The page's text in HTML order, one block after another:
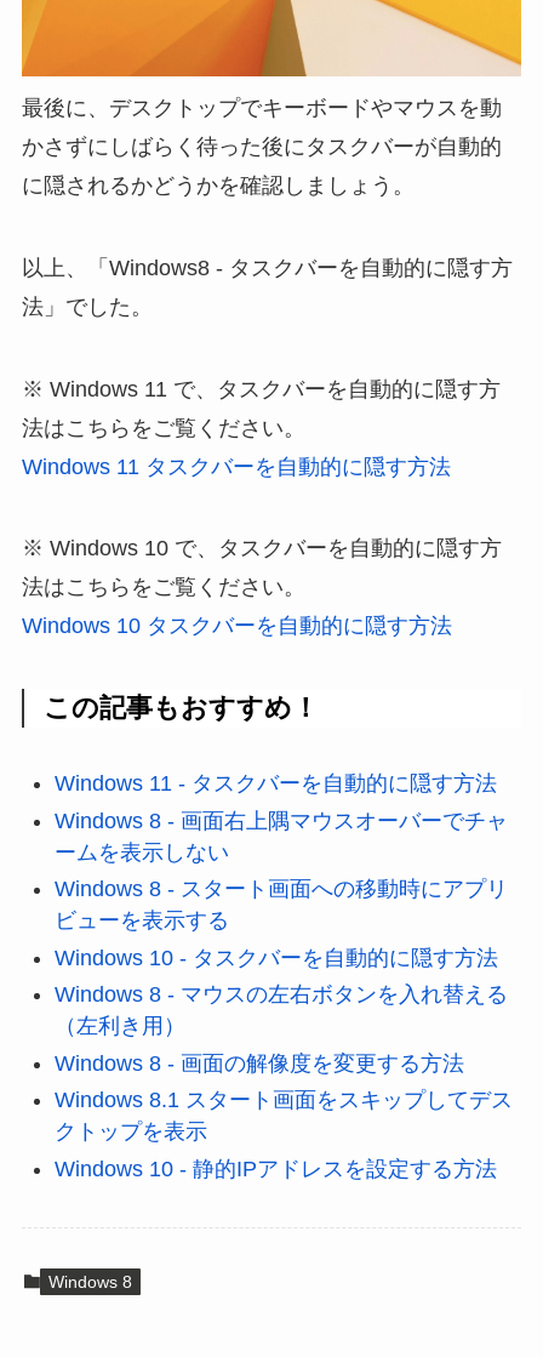
最後に、デスクトップでキーボードやマウスを動
かさずにしばらく待った後にタスクバーが自動的
に隠されるかどうかを確認しましょう。
以上、「Windows8 - タスクバーを自動的に隠す方
法」でした。
※ Windows 11 で、タスクバーを自動的に隠す方
法はこちらをご覧ください。
Windows 11 タスクバーを自動的に隠す方法
※ Windows 10 で、タスクバーを自動的に隠す方
法はこちらをご覧ください。
Windows 10 タスクバーを自動的に隠す方法
この記事もおすすめ！
Windows 11 - タスクバーを自動的に隠す方法
Windows 8 - 画面右上隅マウスオーバーでチャ
ームを表示しない
Windows 8 - スタート画面への移動時にアプリ
ビューを表示する
Windows 10 - タスクバーを自動的に隠す方法
Windows 8 - マウスの左右ボタンを入れ替える
（左利き用）
Windows 8 - 画面の解像度を変更する方法
Windows 8.1 スタート画面をスキップしてデス
クトップを表示
Windows 10 - 静的IPアドレスを設定する方法
Windows 8